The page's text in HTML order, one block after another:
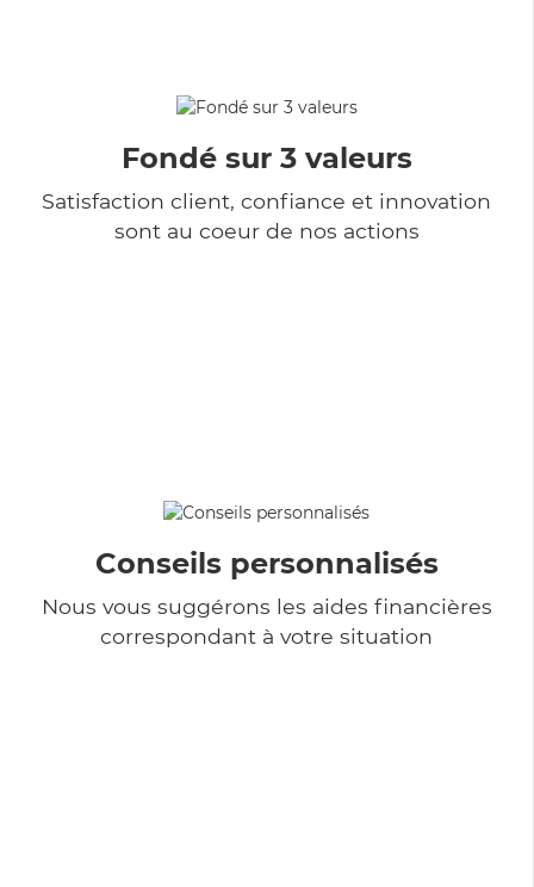
Fondé sur 3 valeurs
Satisfaction client, confiance et innovation
sont au coeur de nos actions
Conseils personnalisés
Nous vous suggérons les aides financières
correspondant à votre situation